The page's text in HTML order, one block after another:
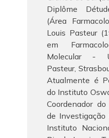
Diplôme
(Área
Louis Pasteur
em
Molecular -
Pasteur,
Atualmente é
do Instituto
Coordenador
de Investigação
Instituto